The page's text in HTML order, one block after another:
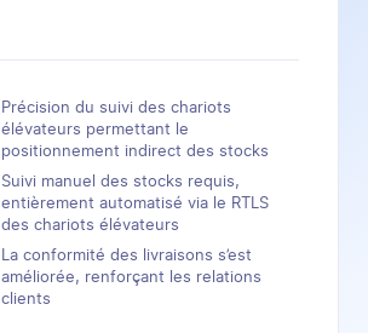
Précision du suivi des chariots
élévateurs permettant le
positionnement indirect des stocks
Suivi manuel des stocks requis,
entièrement automatisé via le RTLS
des chariots élévateurs
La conformité des livraisons s’est
améliorée, renforçant les relations
clients